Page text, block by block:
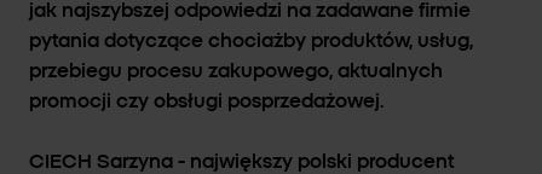
jak najszybszej odpowiedzi na zadawane firmie
pytania dotyczące chociażby produktów, usług,
przebiegu procesu zakupowego, aktualnych
promocji czy obsługi posprzedażowej.
CIECH Sarzyna - największy polski producent